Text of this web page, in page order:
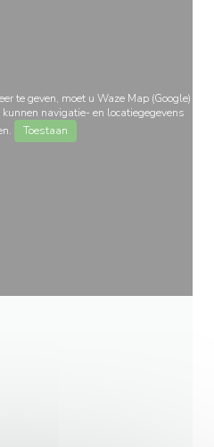
te geven, moet u Waze Map (Google)
kunnen navigatie- en locatiegegevens
Toestaan